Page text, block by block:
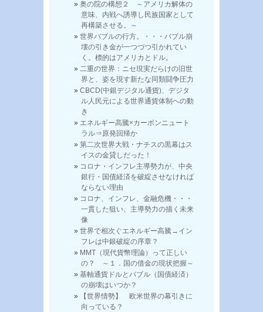
奥の院の構想２ ～アメリカ解体の
意味、内戦へ誘導し民族国家として
再構築させる。～
世界バブルの行方。・・・バブル崩
壊の引き金が一つづつ引かれてい
く。標的はアメリカとドル。
二重の世界：ニセ現実だらけの旧世
界と、姿を現す新たな同類闘争圧力
CBCD(中銀デジタル通貨)、デジタ
ル人民元による世界通貨体制への動
き
エネルギー高騰×カーボンニュート
ラル⇒原発回帰か
第二次世界大戦・ナチスの黒幕はス
イスの金貸しだった！
コロナ・インフレ主導勢力が、中央
銀行・国債経済を破綻させなければ
ならない理由
コロナ、インフレ、金融危機・・・
一貫した狙い、主導勢力の描く未来
像
世界で相次ぐエネルギー高騰→イン
フレは中銀破綻の序章？
MMT（現代貨幣理論）って正しい
の？ ～１．国の借金の現状把握～
基軸通貨ドルとバブル（国債経済）
の崩壊はいつか？
【世界情勢】 欧米世界の幕引きに
向っている？